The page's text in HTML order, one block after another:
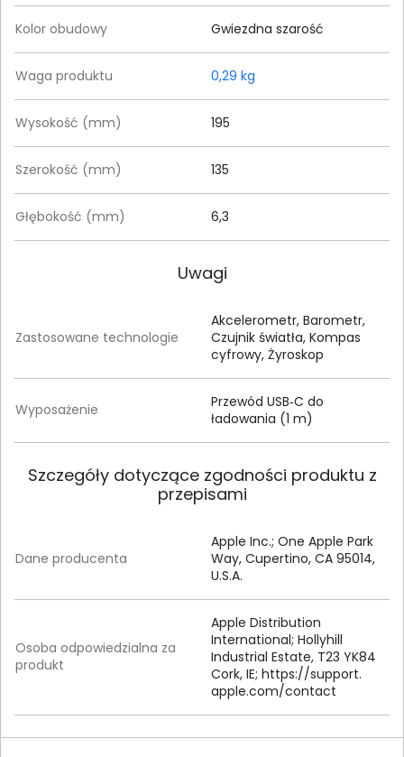
Kolor obudowy Gwiezdna szarość
Waga produktu 0,29 kg
Wysokość (mm) 195
Szerokość (mm) 135
Głębokość (mm) 6,3
Uwagi
Zastosowane technologie
Akcelerometr, Barometr,
Czujnik światła, Kompas
cyfrowy, Żyroskop
Wyposażenie
Przewód USB‑C do
ładowania (1 m)
Szczegóły dotyczące zgodności produktu z
przepisami
Dane producenta
Apple Inc.; One Apple Park
Way, Cupertino, CA 95014,
U.S.A.
Osoba odpowiedzialna za
produkt
Apple Distribution
International; Hollyhill
Industrial Estate, T23 YK84
Cork, IE; https://support.
apple.com/contact